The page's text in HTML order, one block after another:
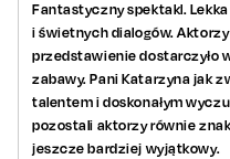
Fantastyczny spektakl.
i świetnych dialogów.
przedstawienie dostarczyło
zabawy. Pani Katarzyna jak
talentem i doskonałym
pozostali aktorzy równie
jeszcze bardziej wyjątkowy.